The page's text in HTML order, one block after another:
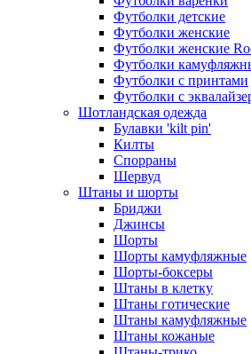
Футболки детские
Футболки женские
Футболки женские
Футболки
Футболки с принтами
Футболки с
Шотландская одежда
Булавки 'kilt pin'
Килты
Спорраны
Шервуд
Штаны и шорты
Бриджи
Джинсы
Шорты
Шорты камуфляжные
Шорты-боксеры
Штаны в клетку
Штаны готические
Штаны камуфляжные
Штаны кожаные